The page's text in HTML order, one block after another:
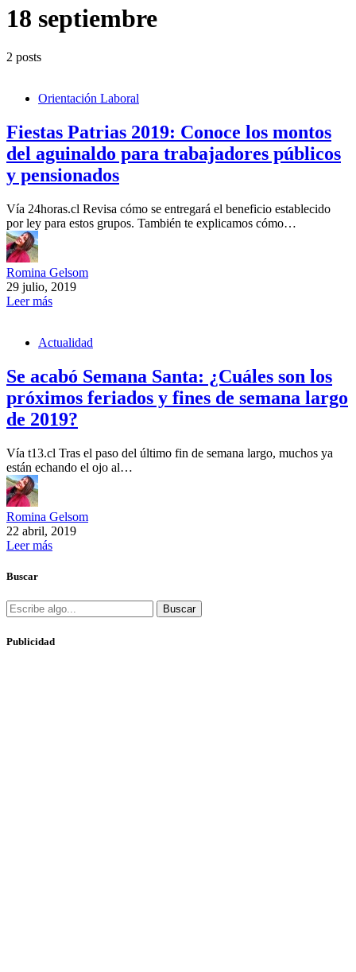
18 septiembre
2 posts
Orientación Laboral
Fiestas Patrias 2019: Conoce los montos
del aguinaldo para trabajadores públicos
y pensionados
Vía 24horas.cl Revisa cómo se entregará el beneficio establecido
por ley para estos grupos. También te explicamos cómo…
Romina Gelsom
29 julio, 2019
Leer más
Actualidad
Se acabó Semana Santa: ¿Cuáles son los
próximos feriados y fines de semana largo
de 2019?
Vía t13.cl Tras el paso del último fin de semana largo, muchos ya
están echando el ojo al…
Romina Gelsom
22 abril, 2019
Leer más
Buscar
Buscar
Publicidad